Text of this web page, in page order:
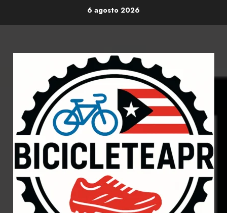
6 agosto 2026